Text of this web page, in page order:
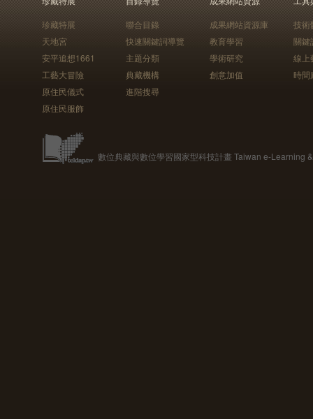
珍藏特展
天地宮
安平追想1661
工藝大冒險
原住民儀式
原住民服飾
聯合目錄
快速關鍵詞導覽
主題分類
典藏機構
進階搜尋
成果網站資源庫
教育學習
學術研究
創意加值
技術
關鍵
線上
時間
數位典藏與數位學習國家型科技計畫 Taiwan e-Learning